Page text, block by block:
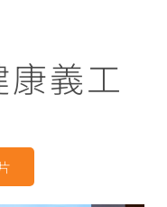
義工